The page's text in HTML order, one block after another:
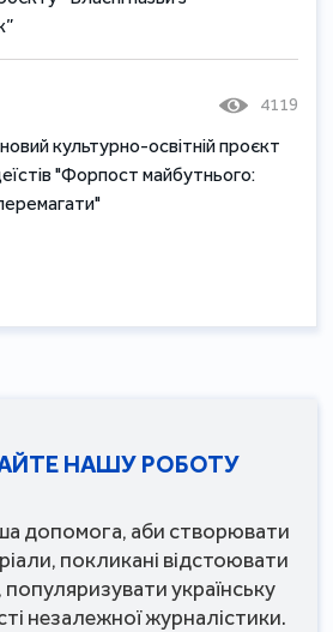
4119
культурно-освітній проєкт
"Форпост майбутнього:
НАШУ РОБОТУ
допомога, аби створювати
покликані відстоювати
українську
незалежної журналістики.